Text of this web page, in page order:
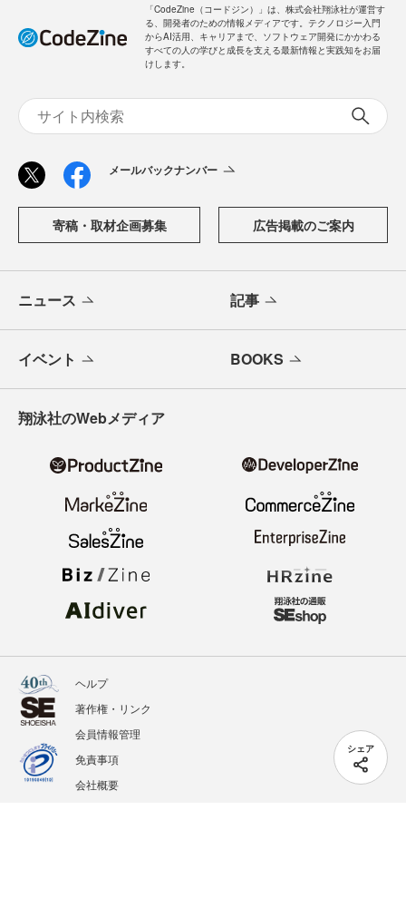
シェア
「CodeZine（コードジン）」は、株式会社翔泳社が運営す
る、開発者のための情報メディアです。テクノロジー入門
からAI活用、キャリアまで、ソフトウェア開発にかかわる
すべての人の学びと成長を支える最新情報と実践知をお届
けします。
メールバックナンバー
寄稿・取材企画募集 広告掲載のご案内
ニュース 記事
イベント BOOKS
翔泳社のWebメディア
ヘルプ
著作権・リンク
会員情報管理
免責事項
会社概要